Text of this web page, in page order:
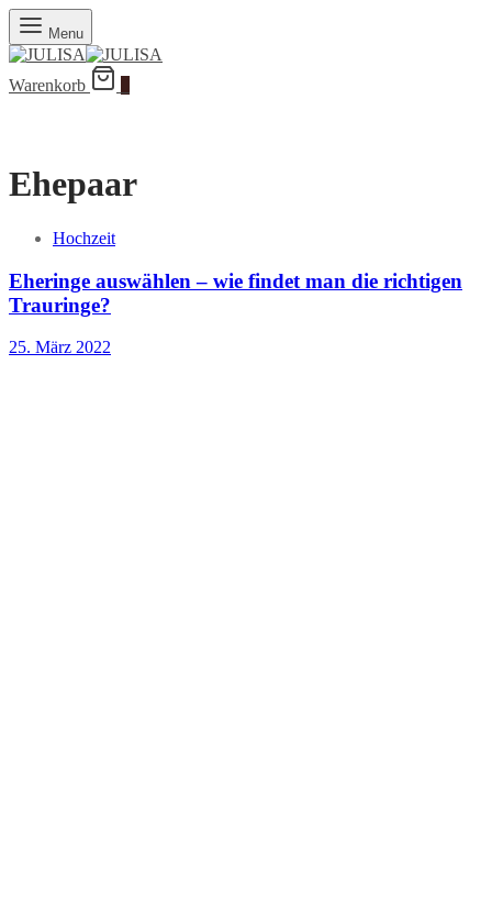
Menu
Warenkorb
Ehepaar
Hochzeit
Eheringe auswählen – wie findet man die richtigen
Trauringe?
25. März 2022